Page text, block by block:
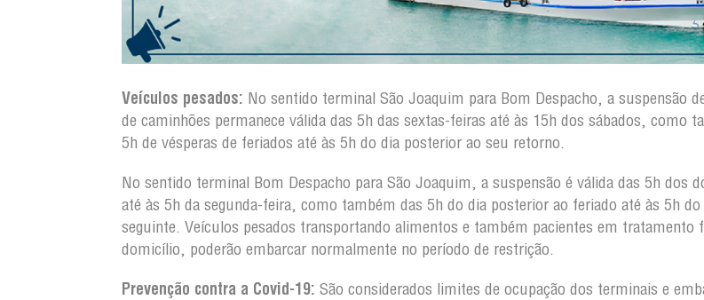
Veículos pesados: No sentido terminal São Joaquim para Bom Despacho, a suspensão
de caminhões permanece válida das 5h das sextas-feiras até às 15h dos sábados, como
5h de vésperas de feriados até às 5h do dia posterior ao seu retorno.
No sentido terminal Bom Despacho para São Joaquim, a suspensão é válida das 5h dos
até às 5h da segunda-feira, como também das 5h do dia posterior ao feriado até às 5h do
seguinte. Veículos pesados transportando alimentos e também pacientes em tratamento
domicílio, poderão embarcar normalmente no período de restrição.
Prevenção contra a Covid-19: São considerados limites de ocupação dos terminais e